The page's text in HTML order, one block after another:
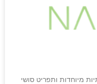
מיוחדות ותפריט סושי